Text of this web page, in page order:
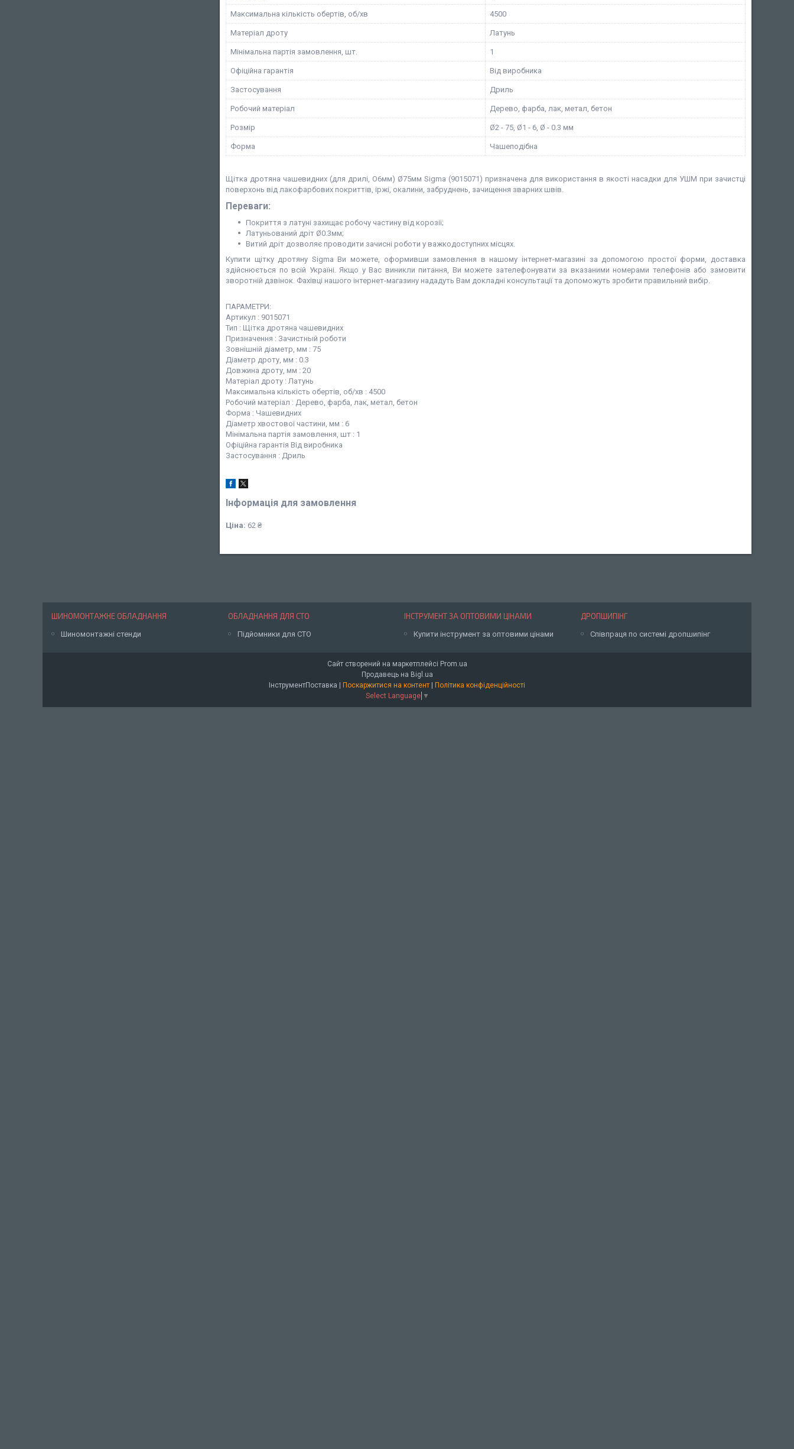
Максимальна кількість обертів, об/хв 4500
Матеріал дроту Латунь
Мінімальна партія замовлення, шт. 1
Офіційна гарантія Від виробника
Застосування Дриль
Робочий матеріал Дерево, фарба, лак, метал, бетон
Розмір Ø2 - 75, Ø1 - 6, Ø - 0.3 мм
Форма Чашеподібна
Щітка дротяна чашевидних (для дрилі, О6мм) Ø75мм Sigma (9015071) призначена для використання в якості насадки для УШМ при зачистці
поверхонь від лакофарбових покриттів, іржі, окалини, забруднень, зачищення зварних швів.
Переваги:
Покриття з латуні захищає робочу частину від корозії;
Латуньований дріт Ø0.3мм;
Витий дріт дозволяє проводити зачисні роботи у важкодоступних місцях.
Купити щітку дротяну Sigma Ви можете, оформивши замовлення в нашому інтернет-магазині за допомогою простої форми, доставка
здійснюється по всій Україні. Якщо у Вас виникли питання, Ви можете зателефонувати за вказаними номерами телефонів або замовити
зворотній дзвінок. Фахівці нашого інтернет-магазину нададуть Вам докладні консультації та допоможуть зробити правильний вибір.
ПАРАМЕТРИ:
Артикул : 9015071
Тип : Щітка дротяна чашевидних
Призначення : Зачистный роботи
Зовнішній діаметр, мм : 75
Діаметр дроту, мм : 0.3
Довжина дроту, мм : 20
Матеріал дроту : Латунь
Максимальна кількість обертів, об/хв : 4500
Робочий матеріал : Дерево, фарба, лак, метал, бетон
Форма : Чашевидних
Діаметр хвостової частини, мм : 6
Мінімальна партія замовлення, шт : 1
Офіційна гарантія Від виробника
Застосування : Дриль
Інформація для замовлення
Ціна: 62 ₴
ШИНОМОНТАЖНЕ ОБЛАДНАННЯ
Шиномонтажні стенди
ОБЛАДНАННЯ ДЛЯ СТО
Підйомники для СТО
ІНСТРУМЕНТ ЗА ОПТОВИМИ ЦІНАМИ
Купити інструмент за оптовими цінами
ДРОПШИПІНГ
Співпраця по системі дропшипінг
Сайт створений на маркетплейсі Prom.ua
Продавець на Bigl.ua
ІнструментПоставка | Поскаржитися на контент | Політика конфіденційності
Select Language ▼